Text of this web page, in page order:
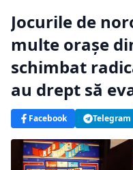
Jocurile de
multe orașe
schimbat
au drept să
Facebook Telegram